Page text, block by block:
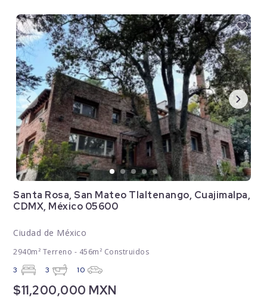
Santa Rosa, San Mateo Tlaltenango, Cuajimalpa,
CDMX, México 05600
Ciudad de México
2940m² Terreno - 456m² Construidos
3 3 10
$11,200,000 MXN